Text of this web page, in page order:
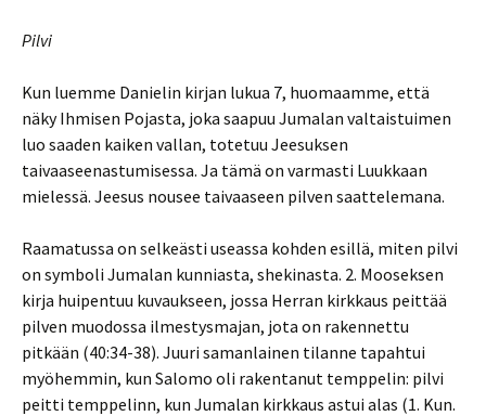
Pilvi
Kun luemme Danielin kirjan lukua 7, huomaamme, että
näky Ihmisen Pojasta, joka saapuu Jumalan valtaistuimen
luo saaden kaiken vallan, totetuu Jeesuksen
taivaaseenastumisessa. Ja tämä on varmasti Luukkaan
mielessä. Jeesus nousee taivaaseen pilven saattelemana.
Raamatussa on selkeästi useassa kohden esillä, miten pilvi
on symboli Jumalan kunniasta, shekinasta. 2. Mooseksen
kirja huipentuu kuvaukseen, jossa Herran kirkkaus peittää
pilven muodossa ilmestysmajan, jota on rakennettu
pitkään (40:34-38). Juuri samanlainen tilanne tapahtui
myöhemmin, kun Salomo oli rakentanut temppelin: pilvi
peitti temppelinn, kun Jumalan kirkkaus astui alas (1. Kun.